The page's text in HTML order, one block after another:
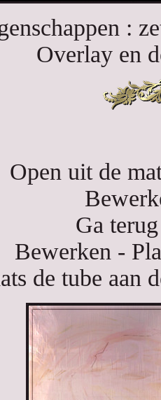
:
Overlay en
Open uit de
Ga
Bewerken -
de tube aan